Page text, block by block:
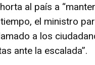
al país a
el ministro
a los
ante la escalada”.